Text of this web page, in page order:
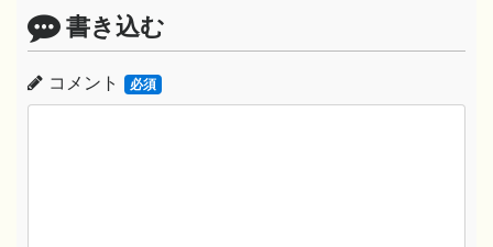
書き込む
コメント 必須